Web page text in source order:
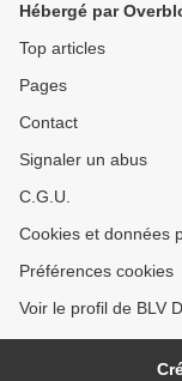
Hébergé par
Top articles
Pages
Contact
Signaler un abus
C.G.U.
Cookies et données
Préférences cookies
Voir le profil de BLV